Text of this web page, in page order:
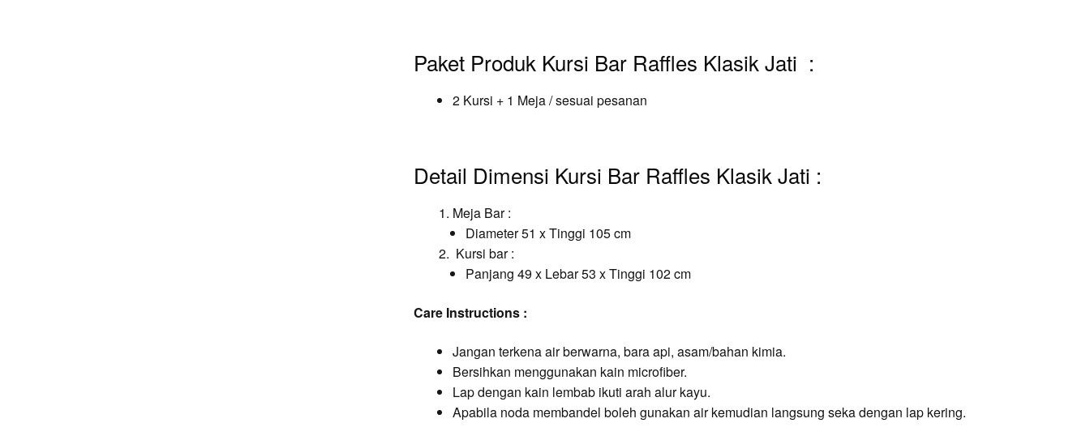
Paket Produk Kursi Bar Raffles Klasik Jati :
2 Kursi + 1 Meja / sesuai pesanan
Detail Dimensi Kursi Bar Raffles Klasik Jati :
Meja Bar :
Diameter 51 x Tinggi 105 cm
Kursi bar :
Panjang 49 x Lebar 53 x Tinggi 102 cm
Care Instructions :
Jangan terkena air berwarna, bara api, asam/bahan kimia.
Bersihkan menggunakan kain microfiber.
Lap dengan kain lembab ikuti arah alur kayu.
Apabila noda membandel boleh gunakan air kemudian langsung seka dengan lap kering.